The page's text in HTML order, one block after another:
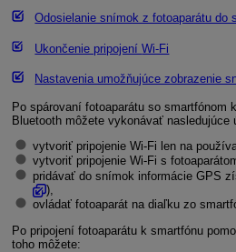
Odosielanie snímok z fotoaparátu do
Ukončenie pripojeníWi-Fi
Nastavenia umožňujúce zobrazenie
Po spárovaní fotoaparátu so smartfónom
Bluetooth môžete vykonávať nasledujúce
vytvoriť pripojenie Wi-Fi len na
vytvoriť pripojenie Wi-Fi s
pridávať do snímok informácie GPS
),
ovládať fotoaparát na diaľku zo
Po pripojení fotoaparátu k smartfónu
toho môžete: